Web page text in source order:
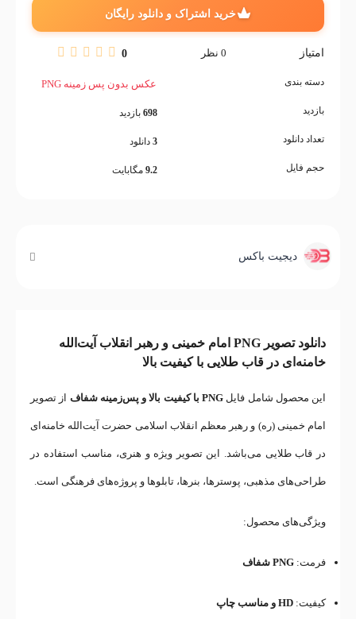
خرید اشتراک و دانلود رایگان
امتیاز 0 نظر 0
دسته بندی
بازدید
تعداد دانلود
حجم فایل
عکس بدون پس زمینه PNG
698 بازدید
3 دانلود
9.2 مگابایت
دیجیت باکس
دانلود تصویر PNG امام خمینی و رهبر انقلاب آیت‌الله
خامنه‌ای در قاب طلایی با کیفیت بالا
این محصول شامل فایل PNG با کیفیت بالا و پس‌زمینه شفاف از تصویر
امام خمینی (ره) و رهبر معظم انقلاب اسلامی حضرت آیت‌الله خامنه‌ای
در قاب طلایی می‌باشد. این تصویر ویژه و هنری، مناسب استفاده در
طراحی‌های مذهبی، پوسترها، بنرها، تابلوها و پروژه‌های فرهنگی است.
ویژگی‌های محصول:
فرمت: PNG شفاف
کیفیت: HD و مناسب چاپ